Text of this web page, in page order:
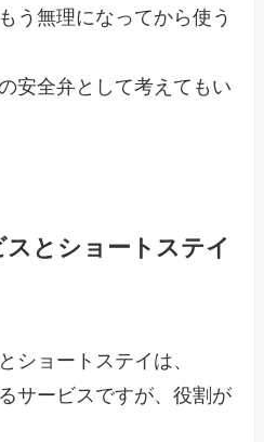
う無理になってから使う
安全弁として考えてもい
とショートステイ
ショートステイは、
サービスですが、役割が